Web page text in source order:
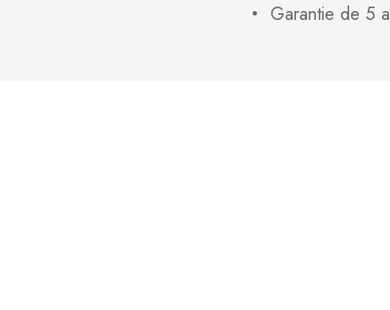
Garantie de 5